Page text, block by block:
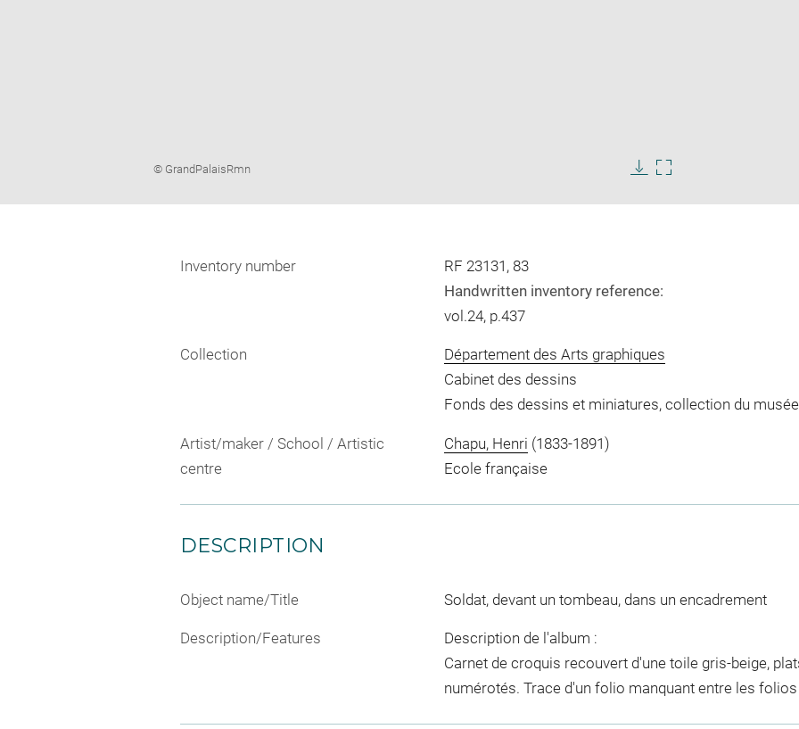
new
Image
© GrandPalaisRmn
imageimage
Inventory number
RF 23131, 83
Handwritten inventory reference:
vol.24, p.437
Collection
Département des Arts graphiques
Cabinet des dessins
Fonds des dessins et miniatures, collection du
Artist/maker / School / Artistic
centre
Chapu, Henri (1833-1891)
Ecole française
DESCRIPTION
Object name/Title Soldat, devant un tombeau, dans un encadrement
Description/Features
Description de l'album :
Carnet de croquis recouvert d'une toile gris-beige,
numérotés. Trace d'un folio manquant entre les folios